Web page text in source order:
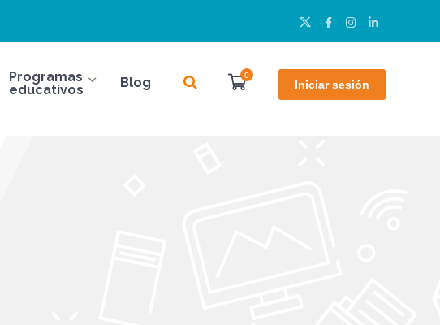
Twitter
Perfil
Facebook
Perfil
Instagram
Perfil
LinkedIn
Perfil
Iniciar sesión
0
Programas
educativos
Blog